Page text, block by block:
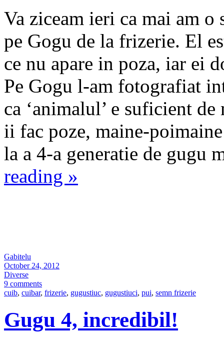
Va ziceam ieri ca mai am
pe Gogu de la frizerie. El
ce nu apare in poza, iar ei
Pe Gogu l-am fotografiat
ca ‘animalul’ e suficient
ii fac poze, maine-
la a 4-a generatie de
reading »
Gabitelu
October 24, 2012
Diverse
9 comments
cuib, cuibar, frizerie, gugustiuc, gugustiuci, pui, semn frizerie
Gugu 4, incredibil!